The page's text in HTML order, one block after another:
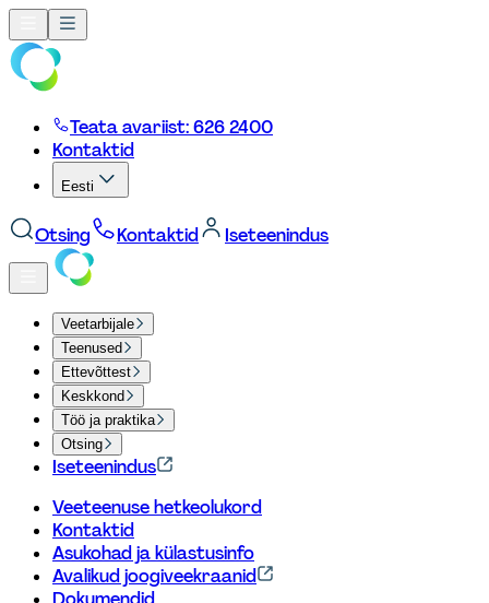
Teata avariist: 626 2400
Kontaktid
Eesti
Otsing Kontaktid Iseteenindus
Veetarbijale
Teenused
Ettevõttest
Keskkond
Töö ja praktika
Otsing
Iseteenindus
Veeteenuse hetkeolukord
Kontaktid
Asukohad ja külastusinfo
Avalikud joogiveekraanid